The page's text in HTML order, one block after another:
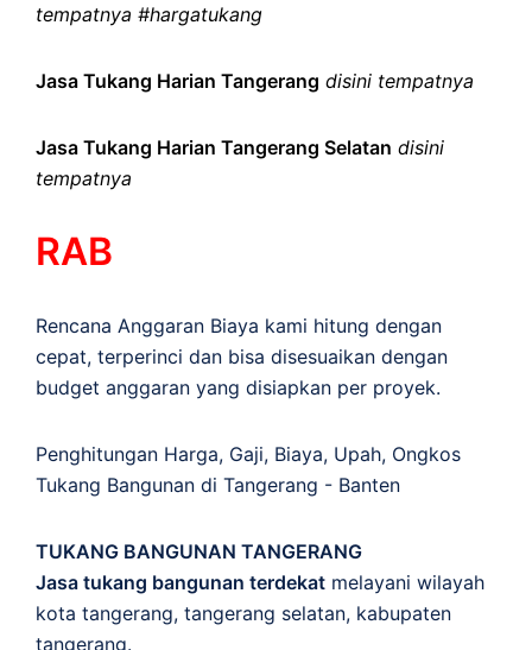
tempatnya #hargatukang
Jasa Tukang Harian Tangerang disini tempatnya
Jasa Tukang Harian Tangerang Selatan disini
tempatnya
RAB
Rencana Anggaran Biaya kami hitung dengan
cepat, terperinci dan bisa disesuaikan dengan
budget anggaran yang disiapkan per proyek.
Penghitungan Harga, Gaji, Biaya, Upah, Ongkos
Tukang Bangunan di Tangerang - Banten
TUKANG BANGUNAN TANGERANG
Jasa tukang bangunan terdekat melayani wilayah
kota tangerang, tangerang selatan, kabupaten
tangerang.